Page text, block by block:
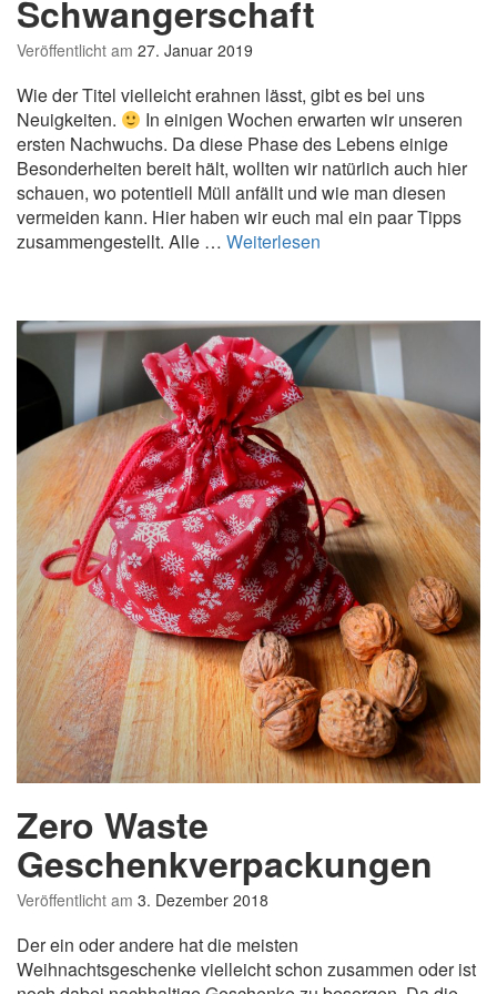
Schwangerschaft
Veröffentlicht am 27. Januar 2019
Wie der Titel vielleicht erahnen lässt, gibt es bei uns
Neuigkeiten.
In einigen Wochen erwarten wir unseren
ersten Nachwuchs. Da diese Phase des Lebens einige
Besonderheiten bereit hält, wollten wir natürlich auch hier
schauen, wo potentiell Müll anfällt und wie man diesen
vermeiden kann. Hier haben wir euch mal ein paar Tipps
zusammengestellt. Alle … Weiterlesen
W
a
s
t
e
S
c
h
w
a
n
g
e
r
s
c
h
a
f
Zero Waste
Geschenkverpackungen
Veröffentlicht am 3. Dezember 2018
Der ein oder andere hat die meisten
Weihnachtsgeschenke vielleicht schon zusammen oder ist